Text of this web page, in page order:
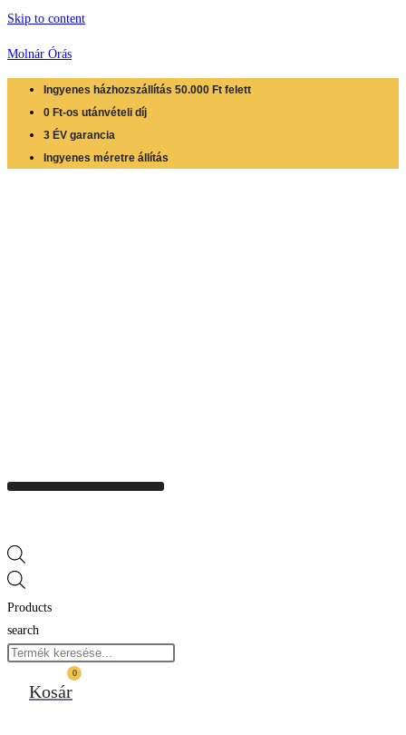
Skip to content
Molnár Órás
Ingyenes házhozszállítás 50.000 Ft felett
0 Ft-os utánvételi díj
3 ÉV garancia
Ingyenes méretre állítás
Products
search
0
Kosár